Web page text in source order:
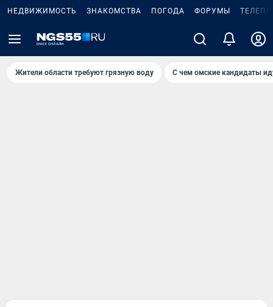
НЕДВИЖИМОСТЬ ЗНАКОМСТВА ПОГОДА ФОРУМЫ
Жители области требуют грязную воду С чем омские кандидаты